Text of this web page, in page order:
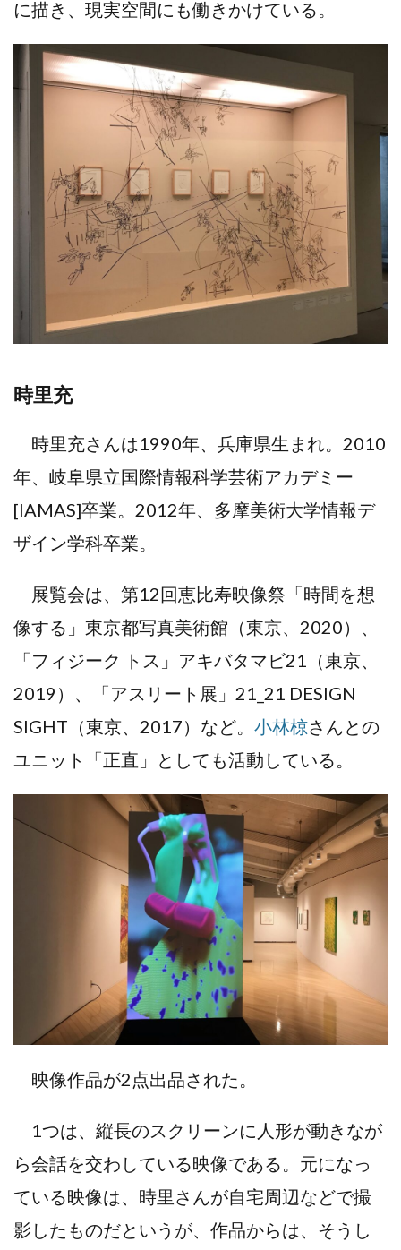
に描き、現実空間にも働きかけている。
時里充
時里充さんは1990年、兵庫県生まれ。2010
年、岐阜県立国際情報科学芸術アカデミー
[IAMAS]卒業。2012年、多摩美術大学情報デ
ザイン学科卒業。
展覧会は、第12回恵比寿映像祭「時間を想
像する」東京都写真美術館（東京、2020）、
「フィジーク トス」アキバタマビ21（東京、
2019）、「アスリート展」21_21 DESIGN
SIGHT（東京、2017）など。 小林椋さんとの
ユニット「正直」としても活動している。
映像作品が2点出品された。
1つは、縦長のスクリーンに人形が動きなが
ら会話を交わしている映像である。元になっ
ている映像は、時里さんが自宅周辺などで撮
影したものだというが、作品からは、そうし